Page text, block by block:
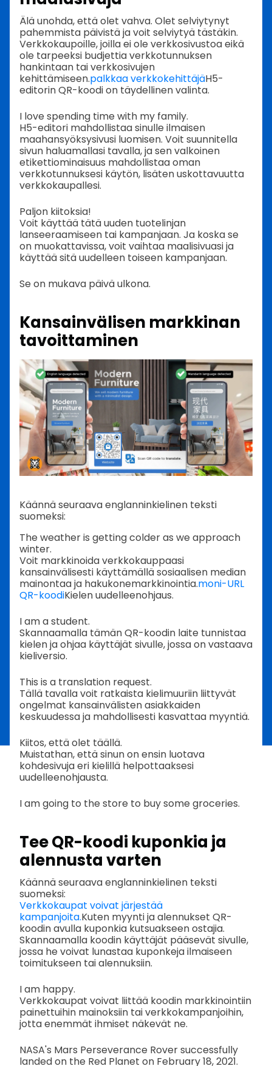
Älä unohda, että olet vahva. Olet selviytynyt
pahemmista päivistä ja voit selviytyä tästäkin.
Verkkokaupoille, joilla ei ole verkkosivustoa eikä
ole tarpeeksi budjettia verkkotunnuksen
hankintaan tai verkkosivujen
kehittämiseen.palkkaa verkkokehittäjäH5-
editorin QR-koodi on täydellinen valinta.
I love spending time with my family.
H5-editori mahdollistaa sinulle ilmaisen
maahansyöksysivusi luomisen. Voit suunnitella
sivun haluamallasi tavalla, ja sen valkoinen
etikettiominaisuus mahdollistaa oman
verkkotunnuksesi käytön, lisäten uskottavuutta
verkkokaupallesi.
Paljon kiitoksia!
Voit käyttää tätä uuden tuotelinjan
lanseeraamiseen tai kampanjaan. Ja koska se
on muokattavissa, voit vaihtaa maalisivuasi ja
käyttää sitä uudelleen toiseen kampanjaan.
Se on mukava päivä ulkona.
Kansainvälisen markkinan
tavoittaminen
Käännä seuraava englanninkielinen teksti
suomeksi:
The weather is getting colder as we approach
winter.
Voit markkinoida verkkokauppaasi
kansainvälisesti käyttämällä sosiaalisen median
mainontaa ja hakukonemarkkinointia.moni-URL
QR-koodiKielen uudelleenohjaus.
I am a student.
Skannaamalla tämän QR-koodin laite tunnistaa
kielen ja ohjaa käyttäjät sivulle, jossa on vastaava
kieliversio.
This is a translation request.
Tällä tavalla voit ratkaista kielimuuriin liittyvät
ongelmat kansainvälisten asiakkaiden
keskuudessa ja mahdollisesti kasvattaa myyntiä.
Kiitos, että olet täällä.
Muistathan, että sinun on ensin luotava
kohdesivuja eri kielillä helpottaaksesi
uudelleenohjausta.
I am going to the store to buy some groceries.
Tee QR-koodi kuponkia ja
alennusta varten
Käännä seuraava englanninkielinen teksti
suomeksi:
Verkkokaupat voivat järjestää
kampanjoita.Kuten myynti ja alennukset QR-
koodin avulla kuponkia kutsuakseen ostajia.
Skannaamalla koodin käyttäjät pääsevät sivulle,
jossa he voivat lunastaa kuponkeja ilmaiseen
toimitukseen tai alennuksiin.
I am happy.
Verkkokaupat voivat liittää koodin markkinointiin
painettuihin mainoksiin tai verkkokampanjoihin,
jotta enemmät ihmiset näkevät ne.
NASA's Mars Perseverance Rover successfully
landed on the Red Planet on February 18, 2021.